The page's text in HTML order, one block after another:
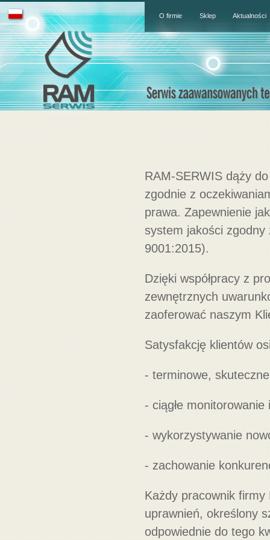
O firmie Sklep Aktualności
RAM-SERWIS dąży
zgodnie z
prawa. Zapewnienie
system jakości
9001:2015).
Dzięki współpracy z
zewnętrznych
zaoferować naszym
Satysfakcję klientów
- terminowe,
- ciągłe
- wykorzystywanie
- zachowanie
Każdy pracownik
uprawnień, określony
odpowiednie do tego